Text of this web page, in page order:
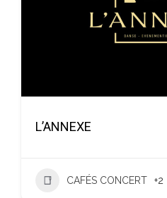
L’ANNEXE
CAFÉS CONCERT +2